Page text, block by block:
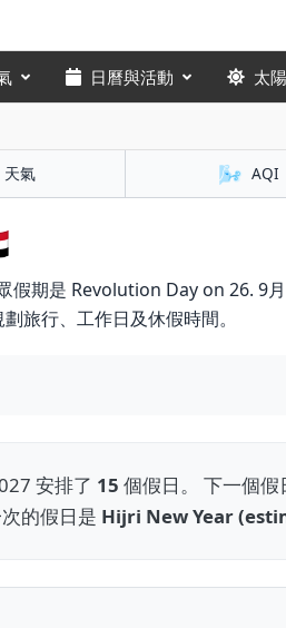
日曆與活動 太
天氣 🌬️ AQI
假期是 Revolution Day on 26. 9
旅行、工作日及休假時間。
安排了 15 個假日。 下一個假
的假日是 Hijri New Year